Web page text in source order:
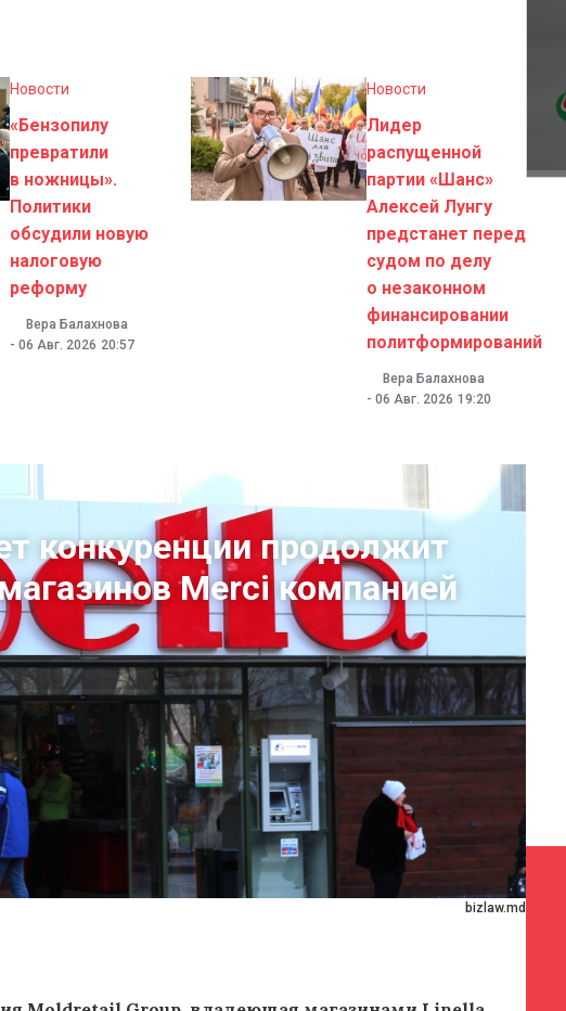
Новости
«Бензопилу
превратили
в ножницы».
Политики
обсудили новую
налоговую
реформу
Вера Балахнова
- 06 Авг. 2026 20:57
Новости
Лидер
распущенной
партии «Шанс»
Алексей Лунгу
предстанет перед
судом по делу
о незаконном
финансировании
политформирований
Вера Балахнова
- 06 Авг. 2026 19:20
bizlaw.md
конкуренции продолжит
Merci компанией